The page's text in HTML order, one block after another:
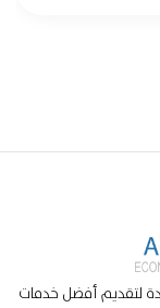
لتقديم أفضل خدمات